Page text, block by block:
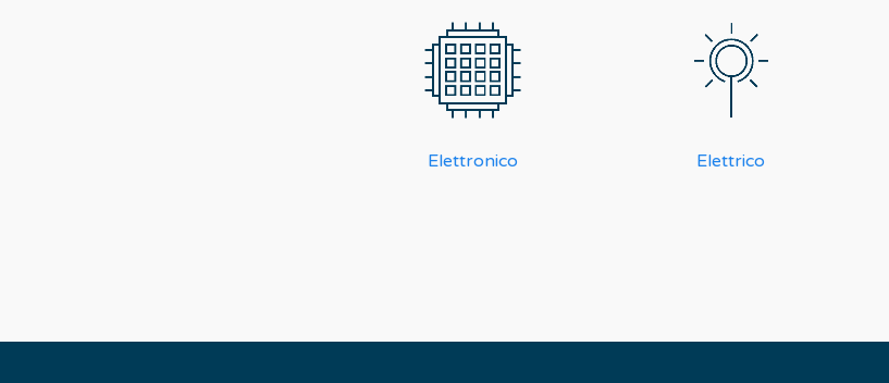
Elettronico Elettrico